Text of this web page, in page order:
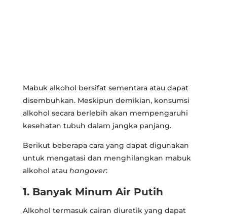
Mabuk alkohol bersifat sementara atau dapat
disembuhkan. Meskipun demikian, konsumsi
alkohol secara berlebih akan mempengaruhi
kesehatan tubuh dalam jangka panjang.
Berikut beberapa cara yang dapat digunakan
untuk mengatasi dan menghilangkan mabuk
alkohol atau hangover:
1. Banyak Minum Air Putih
Alkohol termasuk cairan diuretik yang dapat